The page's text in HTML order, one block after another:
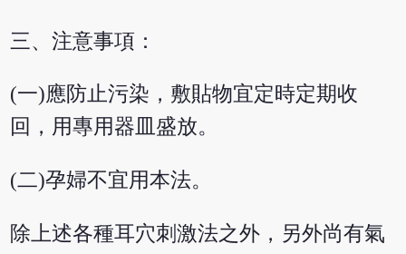
三、注意事項：
(一)應防止污染，敷貼物宜定時定期收
回，用專用器皿盛放。
(二)孕婦不宜用本法。
除上述各種耳穴刺激法之外，另外尚有氣